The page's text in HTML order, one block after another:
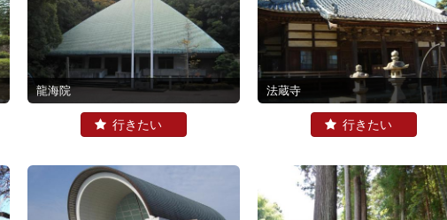
龍海院 法蔵寺